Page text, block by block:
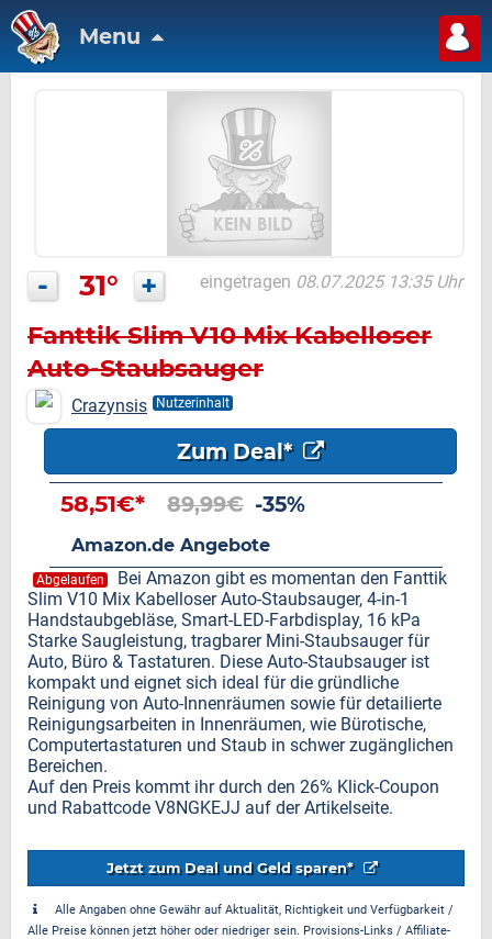
Menu
- 31° + eingetragen 08.07.2025 13:35 Uhr
Fanttik Slim V10 Mix Kabelloser
Auto-Staubsauger
Crazynsis Nutzerinhalt
Zum Deal*
58,51€* 89,99€ -35%
Amazon.de Angebote
Abgelaufen
Bei Amazon gibt es momentan den Fanttik
Slim V10 Mix Kabelloser Auto-Staubsauger, 4-in-1
Handstaubgebläse, Smart-LED-Farbdisplay, 16 kPa
Starke Saugleistung, tragbarer Mini-Staubsauger für
Auto, Büro & Tastaturen. Diese Auto-Staubsauger ist
kompakt und eignet sich ideal für die gründliche
Reinigung von Auto-Innenräumen sowie für detailierte
Reinigungsarbeiten in Innenräumen, wie Bürotische,
Computertastaturen und Staub in schwer zugänglichen
Bereichen.
Auf den Preis kommt ihr durch den 26% Klick-Coupon
und Rabattcode V8NGKEJJ auf der Artikelseite.
Jetzt zum Deal und Geld sparen*
Alle Angaben ohne Gewähr auf Aktualität, Richtigkeit und Verfügbarkeit /
Alle Preise können jetzt höher oder niedriger sein. Provisions-Links / Affiliate-